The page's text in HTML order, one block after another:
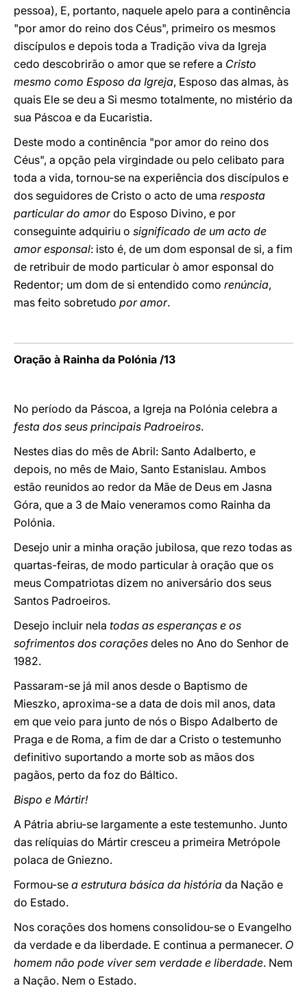
pessoa), E, portanto, naquele apelo para a continência
"por amor do reino dos Céus", primeiro os mesmos
discípulos e depois toda a Tradição viva da Igreja
cedo descobrirão o amor que se refere a Cristo
mesmo como Esposo da Igreja, Esposo das almas, às
quais Ele se deu a Si mesmo totalmente, no mistério da
sua Páscoa e da Eucaristia.
Deste modo a continência "por amor do reino dos
Céus", a opção pela virgindade ou pelo celibato para
toda a vida, tornou-se na experiência dos discípulos e
dos seguidores de Cristo o acto de uma resposta
particular do amordo Esposo Divino, e por
conseguinte adquiriu o significado de um acto de
amor esponsal: isto é, de um dom esponsal de si, a fim
de retribuir de modo particular ò amor esponsal do
Redentor; um dom de si entendido como renúncia,
mas feito sobretudo por amor.
Oração à Rainha da Polónia /13
No período da Páscoa, a Igreja na Polónia celebra a
festa dos seus principais Padroeiros.
Nestes dias do mês de Abril: Santo Adalberto, e
depois, no mês de Maio, Santo Estanislau. Ambos
estão reunidos ao redor da Mãe de Deus em Jasna
Góra, que a 3 de Maio veneramos como Rainha da
Polónia.
Desejo unir a minha oração jubilosa, que rezo todas as
quartas-feiras, de modo particular à oração que os
meus Compatriotas dizem no aniversário dos seus
Santos Padroeiros.
Desejo incluir nela todas as esperanças e os
sofrimentos dos corações deles no Ano do Senhor de
1982.
Passaram-se já mil anos desde o Baptismo de
Mieszko, aproxima-se a data de dois mil anos, data
em que veio para junto de nós o Bispo Adalberto de
Praga e de Roma, a fim de dar a Cristo o testemunho
definitivo suportando a morte sob as mãos dos
pagãos, perto da foz do Báltico.
Bispo e Mártir!
A Pátria abriu-se largamente a este testemunho. Junto
das relíquias do Mártir cresceu a primeira Metrópole
polaca de Gniezno.
Formou-se a estrutura básica da história da Nação e
do Estado.
Nos corações dos homens consolidou-se o Evangelho
da verdade e da liberdade. E continua a permanecer. O
homem não pode viver sem verdade e liberdade. Nem
a Nação. Nem o Estado.